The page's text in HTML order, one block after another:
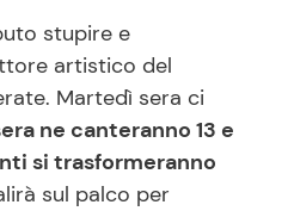
stupire e
artistico del
Martedì sera ci
ne canteranno 13 e
si trasformeranno
sul palco per